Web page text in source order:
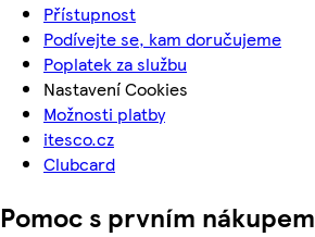
Přístupnost
Podívejte se, kam doručujeme
Poplatek za službu
Nastavení Cookies
Možnosti platby
itesco.cz
Clubcard
Pomoc s prvním nákupem